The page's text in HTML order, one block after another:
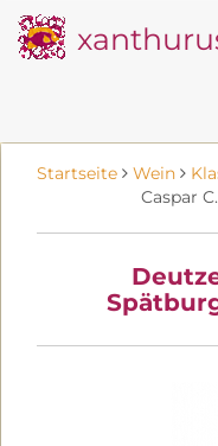
Startseite Wein
Caspar